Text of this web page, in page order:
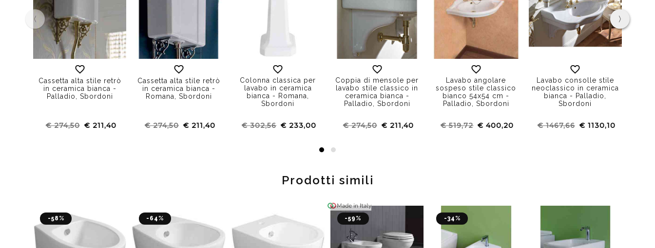
Cassetta alta stile retrò
in ceramica bianca -
Palladio, Sbordoni
€ 274,50 € 211,40
Cassetta alta stile retrò
in ceramica bianca -
Romana, Sbordoni
€ 274,50 € 211,40
Colonna classica per
lavabo in ceramica
bianca - Romana,
Sbordoni
€ 302,56 € 233,00
Coppia di mensole per
lavabo stile classico in
ceramica bianca -
Palladio, Sbordoni
€ 274,50 € 211,40
Lavabo angolare
sospeso stile classico
bianco 54x54 cm -
Palladio, Sbordoni
€ 519,72 € 400,20
Lavabo consolle stile
neoclassico in ceramica
bianca - Palladio,
Sbordoni
€ 1467,66 € 1130,10
‹ ›
Prodotti simili
-58% -64% -59% -34%